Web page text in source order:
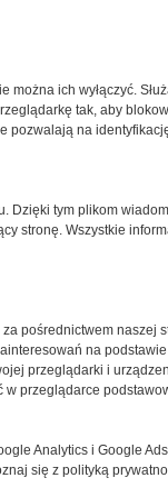
KRS:
stosujemy
potrzeb.
w Twoim
możesz
ich wyłączyć.
tak, aby
pozwalają na
Dzięki tym plikom
stronę. Wszystkie
pośrednictwem naszej
na
przeglądarki i
przeglądarce
Analytics i Google
się z polityką